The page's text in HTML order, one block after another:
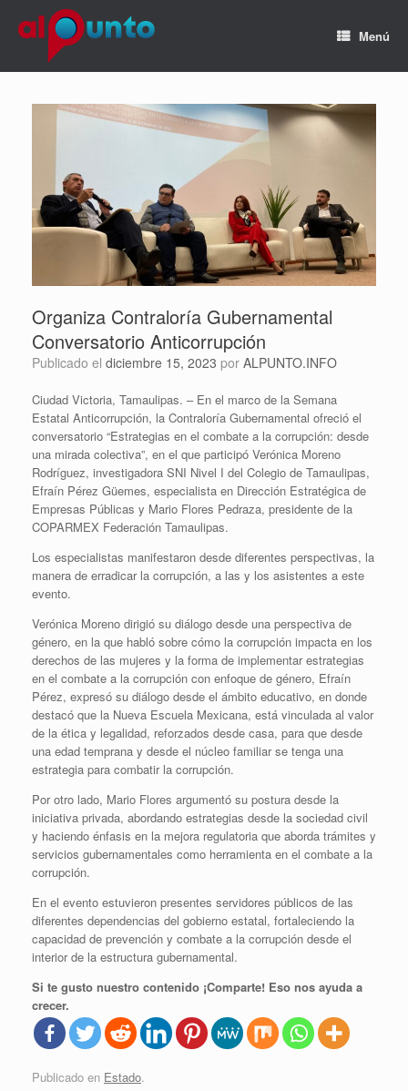
Menú
Organiza Contraloría Gubernamental
Conversatorio Anticorrupción
Publicado el diciembre 15, 2023 por ALPUNTO.INFO
Ciudad Victoria, Tamaulipas. – En el marco de la Semana
Estatal Anticorrupción, la Contraloría Gubernamental ofreció el
conversatorio “Estrategias en el combate a la corrupción: desde
una mirada colectiva”, en el que participó Verónica Moreno
Rodríguez, investigadora SNI Nivel I del Colegio de Tamaulipas,
Efraín Pérez Güemes, especialista en Dirección Estratégica de
Empresas Públicas y Mario Flores Pedraza, presidente de la
COPARMEX Federación Tamaulipas.
Los especialistas manifestaron desde diferentes perspectivas, la
manera de erradicar la corrupción, a las y los asistentes a este
evento.
Verónica Moreno dirigió su diálogo desde una perspectiva de
género, en la que habló sobre cómo la corrupción impacta en los
derechos de las mujeres y la forma de implementar estrategias
en el combate a la corrupción con enfoque de género, Efraín
Pérez, expresó su diálogo desde el ámbito educativo, en donde
destacó que la Nueva Escuela Mexicana, está vinculada al valor
de la ética y legalidad, reforzados desde casa, para que desde
una edad temprana y desde el núcleo familiar se tenga una
estrategia para combatir la corrupción.
Por otro lado, Mario Flores argumentó su postura desde la
iniciativa privada, abordando estrategias desde la sociedad civil
y haciendo énfasis en la mejora regulatoria que aborda trámites y
servicios gubernamentales como herramienta en el combate a la
corrupción.
En el evento estuvieron presentes servidores públicos de las
diferentes dependencias del gobierno estatal, fortaleciendo la
capacidad de prevención y combate a la corrupción desde el
interior de la estructura gubernamental.
Si te gusto nuestro contenido ¡Comparte! Eso nos ayuda a
crecer.
Publicado en Estado.